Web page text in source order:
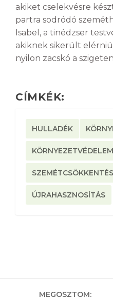
akiket cselekvésre
partra sodródó
Isabel, a tinédzser
akiknek sikerült
nyilon zacskó a
CÍMKÉK:
HULLADÉK
KÖRNYEZETVÉDELEM
SZEMÉTCSÖKKENTÉS
ÚJRAHASZNOSÍTÁS
MEGOSZTOM: